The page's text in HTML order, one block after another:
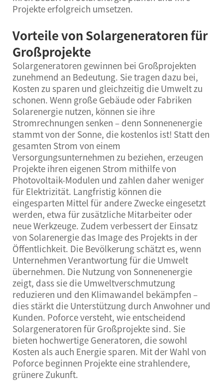
Projekte erfolgreich umsetzen.
Vorteile von Solargeneratoren für
Großprojekte
Solargeneratoren gewinnen bei Großprojekten
zunehmend an Bedeutung. Sie tragen dazu bei,
Kosten zu sparen und gleichzeitig die Umwelt zu
schonen. Wenn große Gebäude oder Fabriken
Solarenergie nutzen, können sie ihre
Stromrechnungen senken – denn Sonnenenergie
stammt von der Sonne, die kostenlos ist! Statt den
gesamten Strom von einem
Versorgungsunternehmen zu beziehen, erzeugen
Projekte ihren eigenen Strom mithilfe von
Photovoltaik-Modulen und zahlen daher weniger
für Elektrizität. Langfristig können die
eingesparten Mittel für andere Zwecke eingesetzt
werden, etwa für zusätzliche Mitarbeiter oder
neue Werkzeuge. Zudem verbessert der Einsatz
von Solarenergie das Image des Projekts in der
Öffentlichkeit. Die Bevölkerung schätzt es, wenn
Unternehmen Verantwortung für die Umwelt
übernehmen. Die Nutzung von Sonnenenergie
zeigt, dass sie die Umweltverschmutzung
reduzieren und den Klimawandel bekämpfen –
dies stärkt die Unterstützung durch Anwohner und
Kunden. Poforce versteht, wie entscheidend
Solargeneratoren für Großprojekte sind. Sie
bieten hochwertige Generatoren, die sowohl
Kosten als auch Energie sparen. Mit der Wahl von
Poforce beginnen Projekte eine strahlendere,
grünere Zukunft.